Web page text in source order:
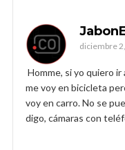
diciembre
Homme, si yo quiero
me voy en bicicleta
voy en carro. No se
digo, cámaras con